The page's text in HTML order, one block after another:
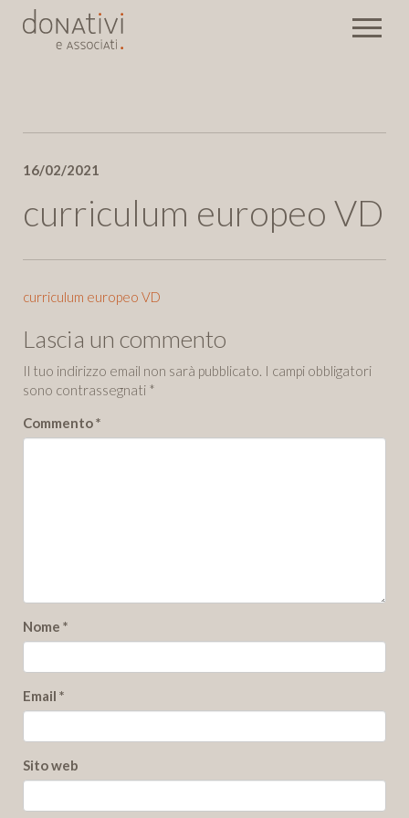
Eventi
Newsletter
16/02/2021
curriculum europeo VD
curriculum europeo VD
Lascia un commento
Il tuo indirizzo email non sarà pubblicato. I campi obbligatori
sono contrassegnati *
Commento*
Nome *
Email *
Sito web